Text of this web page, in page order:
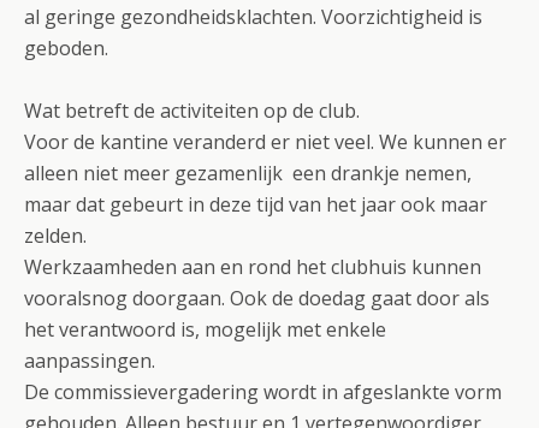
al geringe gezondheidsklachten. Voorzichtigheid is
geboden.
Wat betreft de activiteiten op de club.
Voor de kantine veranderd er niet veel. We kunnen er
alleen niet meer gezamenlijk een drankje nemen,
maar dat gebeurt in deze tijd van het jaar ook maar
zelden.
Werkzaamheden aan en rond het clubhuis kunnen
vooralsnog doorgaan. Ook de doedag gaat door als
het verantwoord is, mogelijk met enkele
aanpassingen.
De commissievergadering wordt in afgeslankte vorm